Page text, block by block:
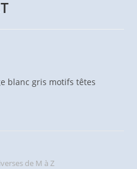
blanc gris motifs têtes
de M à Z